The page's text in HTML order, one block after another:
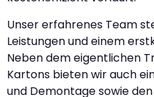
Unser erfahrenes Team
Leistungen und einem
Neben dem eigentlichen
Kartons bieten wir auch
und Demontage sowie